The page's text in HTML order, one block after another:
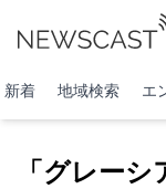
新着 地域検索 エ
「グレー